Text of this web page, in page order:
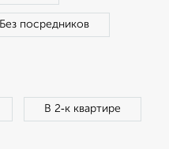
Без посредников
В 2‑к квартире